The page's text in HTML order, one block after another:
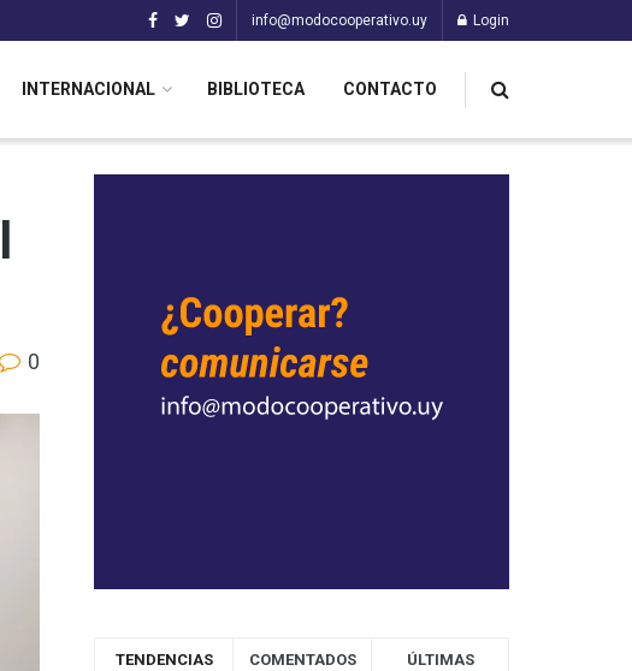
info@modocooperativo.uy Login
INTERNACIONAL BIBLIOTECA CONTACTO
0
TENDENCIAS COMENTADOS ÚLTIMAS